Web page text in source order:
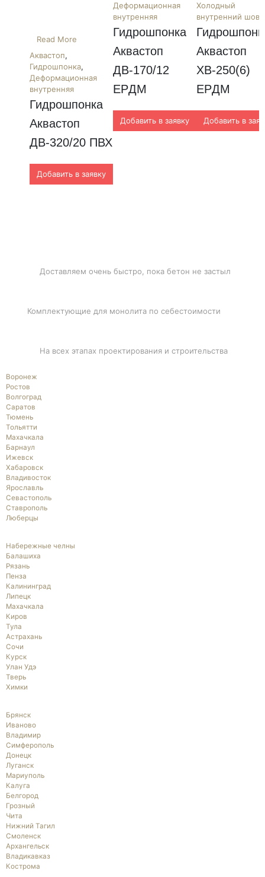
Read More
Аквастоп,
Гидрошпонка,
Деформационная
внутренняя
Гидрошпонка
Аквастоп
ДВ-320/20 ПВХ
Добавить в заявку
Деформационная
внутренняя
Гидрошпонка
Аквастоп
ДВ-170/12
EPДM
Добавить в заявку
Холодный
внутренний шов
Аквастоп
ХВ-250(6)
EPДM
Добавить в
Доставляем очень быстро, пока бетон не застыл
Комплектующие для монолита по себестоимости
На всех этапах проектирования и строительства
Воронеж
Ростов
Волгоград
Саратов
Тюмень
Тольятти
Махачкала
Барнаул
Ижевск
Хабаровск
Владивосток
Ярославль
Севастополь
Ставрополь
Люберцы
Набережные челны
Балашиха
Рязань
Пенза
Калининград
Липецк
Махачкала
Киров
Тула
Астрахань
Сочи
Курск
Улан Удэ
Тверь
Химки
Брянск
Иваново
Владимир
Симферополь
Донецк
Луганск
Мариуполь
Калуга
Белгород
Грозный
Чита
Нижний Тагил
Смоленск
Архангельск
Владикавказ
Кострома